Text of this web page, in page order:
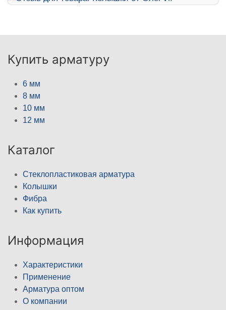
Купить арматуру
6 мм
8 мм
10 мм
12 мм
Каталог
Стеклопластиковая арматура
Колышки
Фибра
Как купить
Информация
Характеристики
Применение
Арматура оптом
О компании